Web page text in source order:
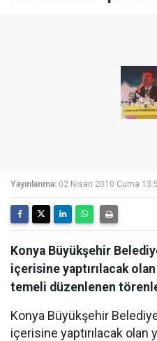
Yayınlanma: 02 Nisan 2010 Cuma
Konya Büyükşehir
içerisine yaptırılacak
temeli düzenlenen törenle
Konya Büyükşehir
içerisine yaptırılacak olan